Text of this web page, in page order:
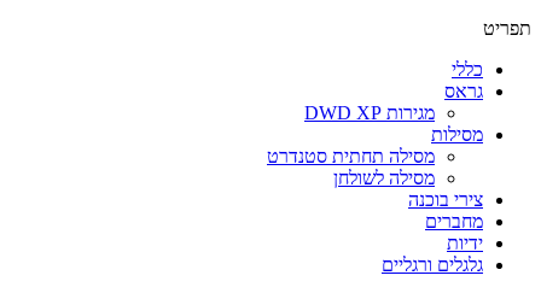
תפריט
כללי
גראס
מגירות DWD XP
מסילות
מסילה תחתית סטנדרט
מסילה לשולחן
צירי בוכנה
מחברים
ידיות
גלגלים ורגליים